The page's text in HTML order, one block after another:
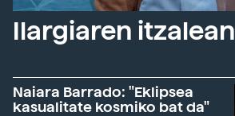
Ilargiaren itzalean
Naiara Barrado: "Eklipsea
kasualitate kosmiko bat da"